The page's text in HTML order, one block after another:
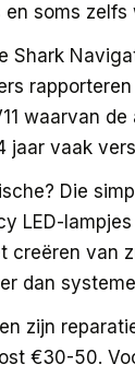
en soms
Shark
waarvan
jaar vaak
Die
LED-
creëren van
dan
zijn
€30-50.